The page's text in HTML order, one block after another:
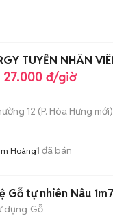
TUYỂN NHÂN
27.000 đ/giờ
12 (P. Hòa Hưng mới)
Hoàng1 đã bán
Gỗ tự nhiên Nâu
dụng Gỗ